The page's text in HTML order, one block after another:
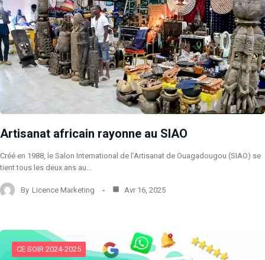
Artisanat africain rayonne au SIAO
Créé en 1988, le Salon International de l’Artisanat de Ouagadougou (SIAO) se
tient tous les deux ans au…
By Licence Marketing Avr 16, 2025
CE SOIR 2024-2025